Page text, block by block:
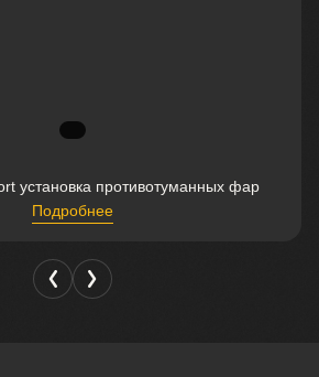
установка противотуманных фар
Подробнее